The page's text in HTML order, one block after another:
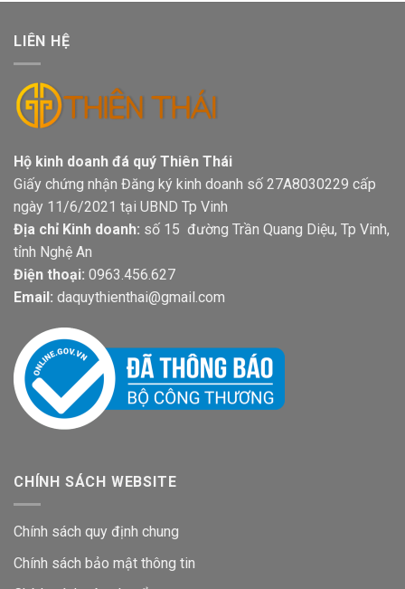
LIÊN HỆ
Hộ kinh doanh đá quý Thiên Thái
Giấy chứng nhận Đăng ký kinh doanh số 27A8030229 cấp
ngày 11/6/2021 tại UBND Tp Vinh
Địa chỉ Kinh doanh: số 15 đường Trần Quang Diệu, Tp Vinh,
tỉnh Nghệ An
Điện thoại: 0963.456.627
Email: daquythienthai@gmail.com
CHÍNH SÁCH WEBSITE
Chính sách quy định chung
Chính sách bảo mật thông tin